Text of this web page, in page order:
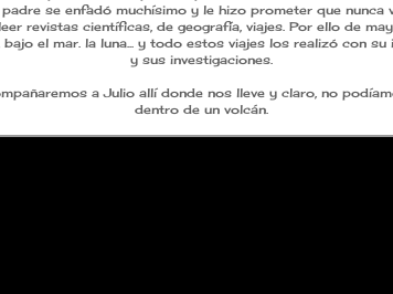
se enfadó muchísimo y le hizo prometer que nunca
revistas científicas, de geografía, viajes. Por ello de
bajo el mar. la luna... y todo estos viajes los realizó con
y sus investigaciones.
a Julio allí donde nos lleve y claro, no
dentro de un volcán.